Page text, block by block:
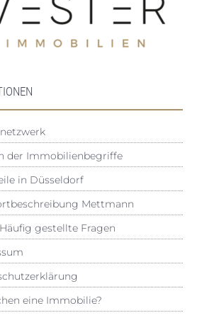
der Immobilienbegriffe
in Düsseldorf
Mettmann
gestellte Fragen
eine Immobilie?